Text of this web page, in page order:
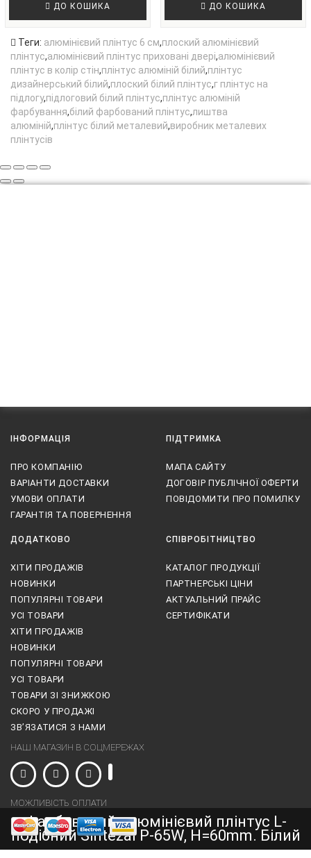
ДО КОШИКА ДО КОШИКА
Теги: алюмінієвий плінтус 6 см,плоский алюмінієвий
плінтус,алюмінієвий плінтус приховані двері,алюмінієвий
плінтус в колір стін,плінтус алюміній білий,плінтус
дизайнерський білий,плоский білий плінтус,г плінтус на
підлогу,підлоговий білий плінтус,плінтус алюміній
фарбування,білий фарбований плінтус,лиштва
алюміній,плінтус білий металевий,виробник металевих
плінтусів
Фарбований алюмінієвий плінтус L-
подібний Sintezal P-65W, H=60mm. Білий
ІНФОРМАЦІЯ
ПРО КОМПАНІЮ
ВАРІАНТИ ДОСТАВКИ
УМОВИ ОПЛАТИ
ГАРАНТІЯ ТА ПОВЕРНЕННЯ
ПІДТРИМКА
МАПА САЙТУ
ДОГОВІР ПУБЛІЧНОЇ ОФЕРТИ
ПОВІДОМИТИ ПРО ПОМИЛКУ
ДОДАТКОВО
ХІТИ ПРОДАЖІВ
НОВИНКИ
ПОПУЛЯРНІ ТОВАРИ
УСІ ТОВАРИ
ХІТИ ПРОДАЖІВ
НОВИНКИ
ПОПУЛЯРНІ ТОВАРИ
УСІ ТОВАРИ
ТОВАРИ ЗІ ЗНИЖКОЮ
СКОРО У ПРОДАЖІ
ЗВ’ЯЗАТИСЯ З НАМИ
СПІВРОБІТНИЦТВО
КАТАЛОГ ПРОДУКЦІЇ
ПАРТНЕРСЬКІ ЦІНИ
АКТУАЛЬНИЙ ПРАЙС
СЕРТИФІКАТИ
НАШ МАГАЗИН В СОЦМЕРЕЖАХ
МОЖЛИВІСТЬ ОПЛАТИ